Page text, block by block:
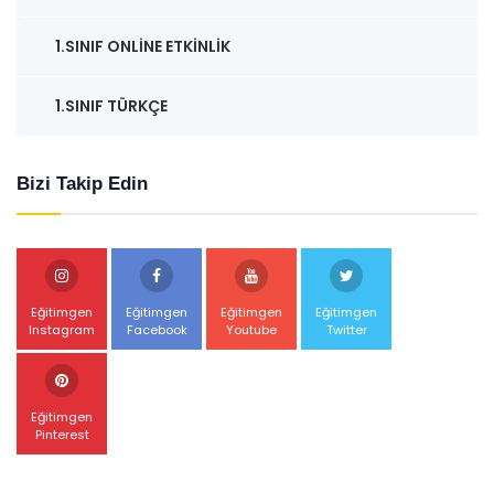
1.SINIF ONLINE ETKINLIK
1.SINIF TÜRKÇE
Bizi Takip Edin
Eğitimgen
Instagram
Eğitimgen
Facebook
Eğitimgen
Youtube
Eğitimgen
Twitter
Eğitimgen
Pinterest